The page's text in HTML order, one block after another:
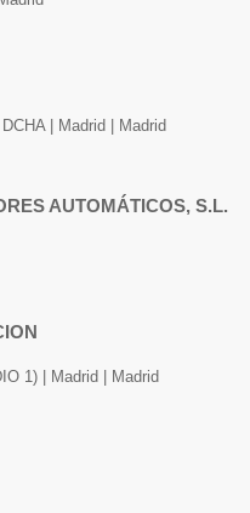
| Madrid | Madrid
AUTOMÁTICOS, S.L.
1) | Madrid | Madrid